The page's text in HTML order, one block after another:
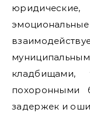
юридические,
кладбищами,
задержек и